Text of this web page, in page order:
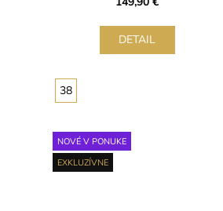
DETAIL
38
NOVÉ V PONUKE
EXKLUZÍVNE